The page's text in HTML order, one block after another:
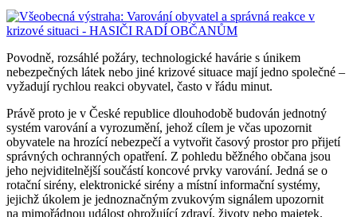
Povodně, rozsáhlé požáry, technologické havárie s únikem
nebezpečných látek nebo jiné krizové situace mají jedno společné –
vyžadují rychlou reakci obyvatel, často v řádu minut.
Právě proto je v České republice dlouhodobě budován jednotný
systém varování a vyrozumění, jehož cílem je včas upozornit
obyvatele na hrozící nebezpečí a vytvořit časový prostor pro přijetí
správných ochranných opatření. Z pohledu běžného občana jsou
jeho nejviditelnější součástí koncové prvky varování. Jedná se o
rotační sirény, elektronické sirény a místní informační systémy,
jejichž úkolem je jednoznačným zvukovým signálem upozornit
na mimořádnou událost ohrožující zdraví, životy nebo majetek.